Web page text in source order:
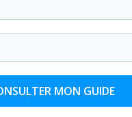
MON GUIDE